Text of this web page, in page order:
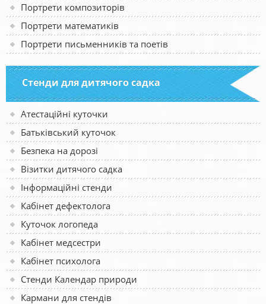
Портрети композиторів
Портрети математиків
Портрети письменників та поетів
Стенди для дитячого садка
Атестаційні куточки
Батьківський куточок
Безпека на дорозі
Візитки дитячого садка
Інформаційні стенди
Кабінет дефектолога
Куточок логопеда
Кабінет медсестри
Кабінет психолога
Стенди Календар природи
Кармани для стендів